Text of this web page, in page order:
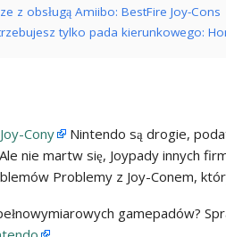
z obsługą Amiibo: BestFire Joy-Cons
tylko pada kierunkowego:
Joy-Cony
Nintendo są drogie,
Ale nie martw się, Joypady innych
Problemy z Joy-Conem,
gamepadów?